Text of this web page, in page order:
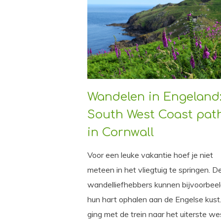
Wandelen in Engeland:
South West Coast
in Cornwall
Voor een leuke vakantie hoef je niet
meteen in het vliegtuig te springen.
wandelliefhebbers kunnen
hun hart ophalen aan de Engelse
ging met de trein naar het uiterste